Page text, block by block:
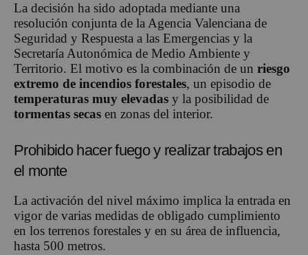
La decisión ha sido adoptada mediante una
resolución conjunta de la Agencia Valenciana de
Seguridad y Respuesta a las Emergencias y la
Secretaría Autonómica de Medio Ambiente y
Territorio. El motivo es la combinación de un riesgo
extremo de incendios forestales, un episodio de
temperaturas muy elevadas y la posibilidad de
tormentas secas en zonas del interior.
Prohibido hacer fuego y realizar trabajos en
el monte
La activación del nivel máximo implica la entrada en
vigor de varias medidas de obligado cumplimiento
en los terrenos forestales y en su área de influencia,
hasta 500 metros.